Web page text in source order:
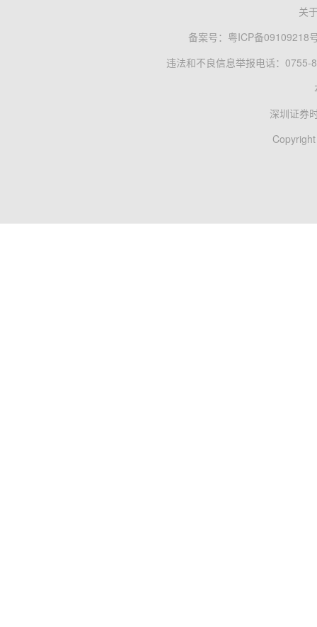
关
备案号： 粤ICP备09109218
违法和不良信息举报电话：0755-
深圳证券